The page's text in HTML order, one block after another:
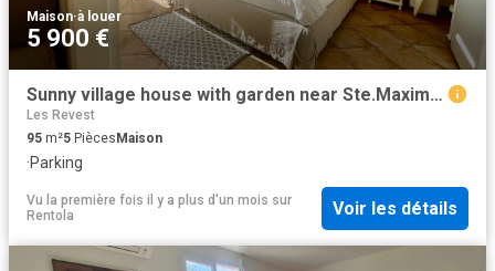
Maison·à louer
5 900 €
Sunny village house with garden near Ste.Maxime near beaches
Les Revest
95 m²5 Pièces Maison
·Parking
Vu la première fois il y a plus d'un mois sur
Rentola
Voir les détails